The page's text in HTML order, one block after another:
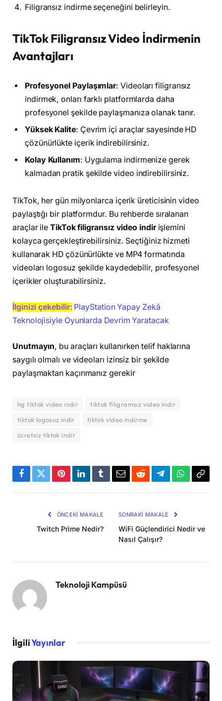
Filigransız indirme seçeneğini belirleyin.
TikTok Filigransız Video İndirmenin
Avantajları
Profesyonel Paylaşımlar: Videoları filigransız
indirmek, onları farklı platformlarda daha
profesyonel şekilde paylaşmanıza olanak tanır.
Yüksek Kalite: Çevrim içi araçlar sayesinde HD
çözünürlükte içerik indirebilirsiniz.
Kolay Kullanım: Uygulama indirmenize gerek
kalmadan pratik şekilde video indirebilirsiniz.
TikTok, her gün milyonlarca içerik üreticisinin video
paylaştığı bir platformdur. Bu rehberde sıralanan
araçlar ileTikTok filigransız video indirişlemini
kolayca gerçekleştirebilirsiniz. Seçtiğiniz hizmeti
kullanarak HD çözünürlükte ve MP4 formatında
videoları logosuz şekilde kaydedebilir, profesyonel
içerikler oluşturabilirsiniz.
İlginizi çekebilir: PlayStation Yapay Zekâ
Teknolojisiyle Oyunlarda Devrim Yaratacak
Unutmayın, bu araçları kullanırken telif haklarına
saygılı olmalı ve videoları izinsiz bir şekilde
paylaşmaktan kaçınmanız gerekir
hg tiktok video indir
tiktok filigramsız video indir
tiktok logosuz indir
tiktok video indirme
ücretsiz tiktok indir
Facebook
TwitterPinterestLinkedInTumblrEmailRedditTelegramWhatsApp
ÖNCEKI MAKALE
Twitch Prime Nedir?
SONRAKI MAKALE
WiFi Güçlendirici Nedir ve
Nasıl Çalışır?
Teknoloji Kampüsü
İlgiliYayınlar